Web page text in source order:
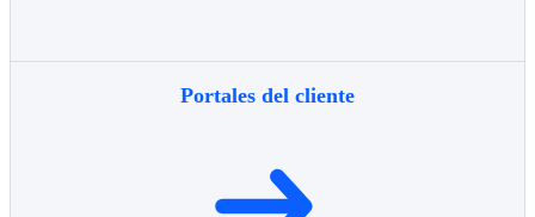
Portales del cliente